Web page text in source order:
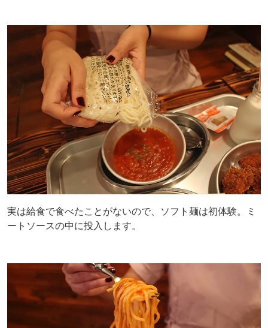
実は給食で食べたことがないので、ソフト麺は初体験。ミ
ートソースの中に投入します。